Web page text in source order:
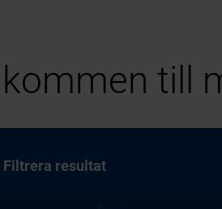
till
Filtrera resultat